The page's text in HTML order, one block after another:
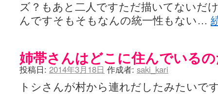
ズ？もあと二人ですただ描いてないだ
んですそもそもなんの統一性もない…
姉帯さんはどこに住んでいる
投稿日: 2014年3月18日 作成者: saki_kari
トシさんが村から連れだしたみたいで